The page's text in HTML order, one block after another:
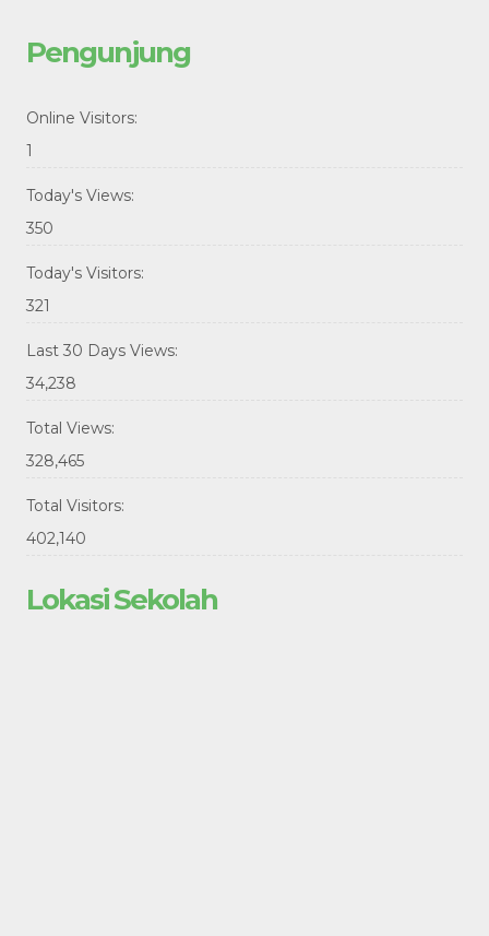
Pengunjung
Online Visitors:
1
Today's Views:
350
Today's Visitors:
321
Last 30 Days Views:
34,238
Total Views:
328,465
Total Visitors:
402,140
Lokasi Sekolah